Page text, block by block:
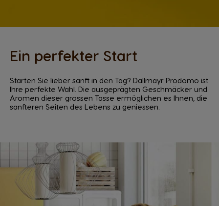
Ein perfekter Start
Starten Sie lieber sanft in den Tag? Dallmayr Prodomo ist
Ihre perfekte Wahl. Die ausgeprägten Geschmäcker und
Aromen dieser grossen Tasse ermöglichen es Ihnen, die
sanfteren Seiten des Lebens zu geniessen.